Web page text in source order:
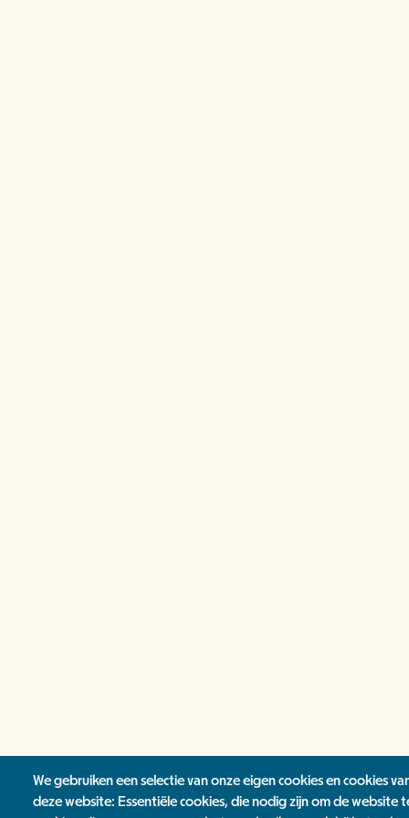
We gebruiken een selectie van onze eigen cookies en cookies
deze website: Essentiële cookies, die nodig zijn om de website